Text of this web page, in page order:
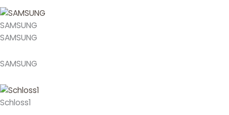
SAMSUNG
SAMSUNG
SAMSUNG
Schloss1